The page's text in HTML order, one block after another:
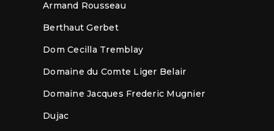
Armand Rousseau
Berthaut Gerbet
Dom Cecilla Tremblay
Domaine du Comte Liger Belair
Domaine Jacques Frederic Mugnier
Dujac